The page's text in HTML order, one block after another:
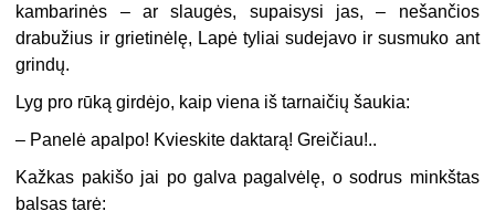
kambarinės – ar slaugės, supaisysi jas, – nešančios
drabužius ir grietinėlę, Lapė tyliai sudejavo ir susmuko ant
grindų.
Lyg pro rūką girdėjo, kaip viena iš tarnaičių šaukia:
– Panelė apalpo! Kvieskite daktarą! Greičiau!..
Kažkas pakišo jai po galva pagalvėlę, o sodrus minkštas
balsas tarė: